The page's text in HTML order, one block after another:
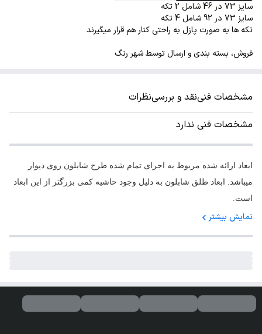
سایز 73 در 46 شامل 2 تکه
سایز 73 در 92 شامل 4 تکه
تکه ها به صورت پازل به راحتی کنار هم قرار میگیرند
فروش، بسته بندی و ارسال توسط شهر رنگ
مشخصات فنینقد و بررسینظرات
مشخصات فنی ندارد
ابعاد ارائه شده مربوط به اجرای تمام شده طرح شابلون روی دیوار
میباشد. ابعاد طلق شابلون به دلیل وجود حاشیه کمی بزرگتر از این ابعاد
است.
نمایش بیشتر